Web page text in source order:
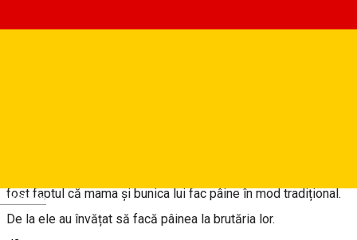
Deutsch
fost faptul că mama și bunica lui fac pâine în mod tradițional.
De la ele au învățat să facă pâinea la brutăria lor.